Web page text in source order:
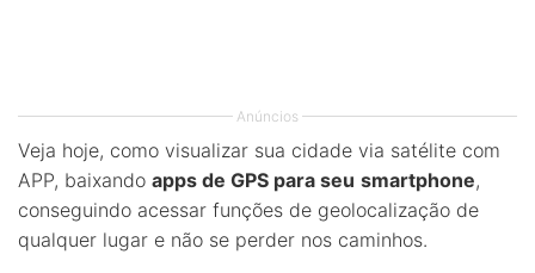
Anúncios
Veja hoje, como visualizar sua cidade via satélite com
APP, baixando apps de GPS para seu smartphone,
conseguindo acessar funções de geolocalização de
qualquer lugar e não se perder nos caminhos.